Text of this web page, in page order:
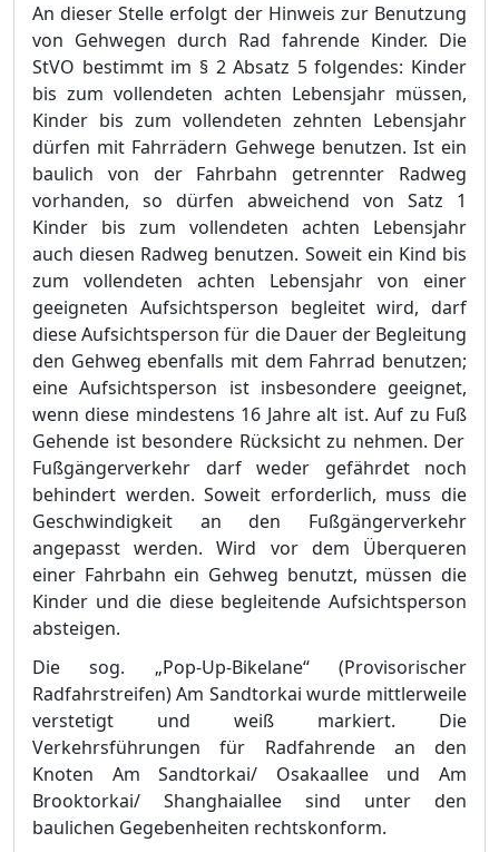
An dieser Stelle erfolgt der Hinweis zur Benutzung
von Gehwegen durch Rad fahrende Kinder. Die
StVO bestimmt im § 2 Absatz 5 folgendes: Kinder
bis zum vollendeten achten Lebensjahr müssen,
Kinder bis zum vollendeten zehnten Lebensjahr
dürfen mit Fahrrädern Gehwege benutzen. Ist ein
baulich von der Fahrbahn getrennter Radweg
vorhanden, so dürfen abweichend von Satz 1
Kinder bis zum vollendeten achten Lebensjahr
auch diesen Radweg benutzen. Soweit ein Kind bis
zum vollendeten achten Lebensjahr von einer
geeigneten Aufsichtsperson begleitet wird, darf
diese Aufsichtsperson für die Dauer der Begleitung
den Gehweg ebenfalls mit dem Fahrrad benutzen;
eine Aufsichtsperson ist insbesondere geeignet,
wenn diese mindestens 16 Jahre alt ist. Auf zu Fuß
Gehende ist besondere Rücksicht zu nehmen. Der
Fußgängerverkehr darf weder gefährdet noch
behindert werden. Soweit erforderlich, muss die
Geschwindigkeit an den Fußgängerverkehr
angepasst werden. Wird vor dem Überqueren
einer Fahrbahn ein Gehweg benutzt, müssen die
Kinder und die diese begleitende Aufsichtsperson
absteigen.
Die sog. „Pop-Up-Bikelane“(Provisorischer
Radfahrstreifen) Am Sandtorkai wurde mittlerweile
verstetigt und weiß markiert. Die
Verkehrsführungen für Radfahrende an den
Knoten Am Sandtorkai/ Osakaallee und Am
Brooktorkai/ Shanghaiallee sind unter den
baulichen Gegebenheiten rechtskonform.